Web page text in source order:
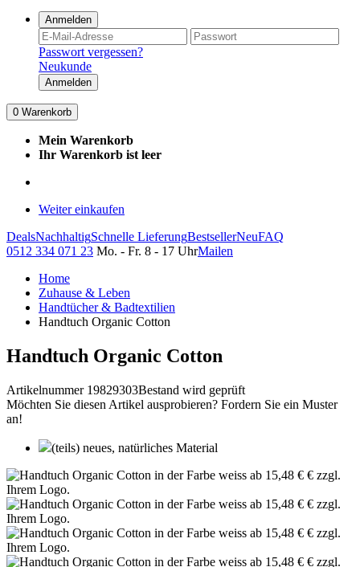
Anmelden
Passwort vergessen?
Neukunde
Anmelden
0 Warenkorb
Mein Warenkorb
Ihr Warenkorb ist leer
Weiter einkaufen
DealsNachhaltigSchnelle LieferungBestsellerNeuFAQ
0512 334 071 23 Mo. - Fr. 8 - 17 UhrMailen
Home
Zuhause & Leben
Handtücher & Badtextilien
Handtuch Organic Cotton
Handtuch Organic Cotton
Artikelnummer 19829303Bestand wird geprüft
Möchten Sie diesen Artikel ausprobieren? Fordern Sie ein Muster
an!
(teils) neues, natürliches Material